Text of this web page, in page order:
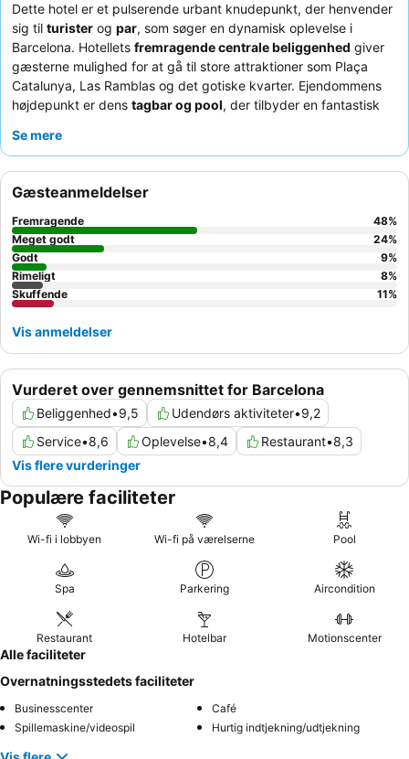
Dette hotel er et pulserende urbant knudepunkt, der henvender
sig til turister og par, som søger en dynamisk oplevelse i
Barcelona. Hotellets fremragende centrale beliggenhed giver
gæsterne mulighed for at gå til store attraktioner som Plaça
Catalunya, Las Ramblas og det gotiske kvarter. Ejendommens
højdepunkt er dens tagbar og pool, der tilbyder en fantastisk
konsekvent
mindeværdigt ophold kan du overveje at booke et værelse på
en højere etage for at nyde den synlige
taget.
Se mere
Vurderet over gennemsnittet for Barcelona
Beliggenhed•9,5 Udendørs aktiviteter•9,2
Service•8,6 Oplevelse•8,4 Restaurant•8,3
Vis flere vurderinger
Gæsteanmeldelser
Fremragende 48%
Meget godt
24%
Godt
9%
Rimeligt
8%
Skuffende
11%
Vis anmeldelser
Populære faciliteter
Wi-fi i lobbyen Wi-fi på værelserne Pool
Spa Parkering Aircondition
Restaurant Hotelbar Motionscenter
Alle faciliteter
Overnatningsstedets faciliteter
Businesscenter
Café
Spillemaskine/videospil
Hurtig indtjekning/udtjekning